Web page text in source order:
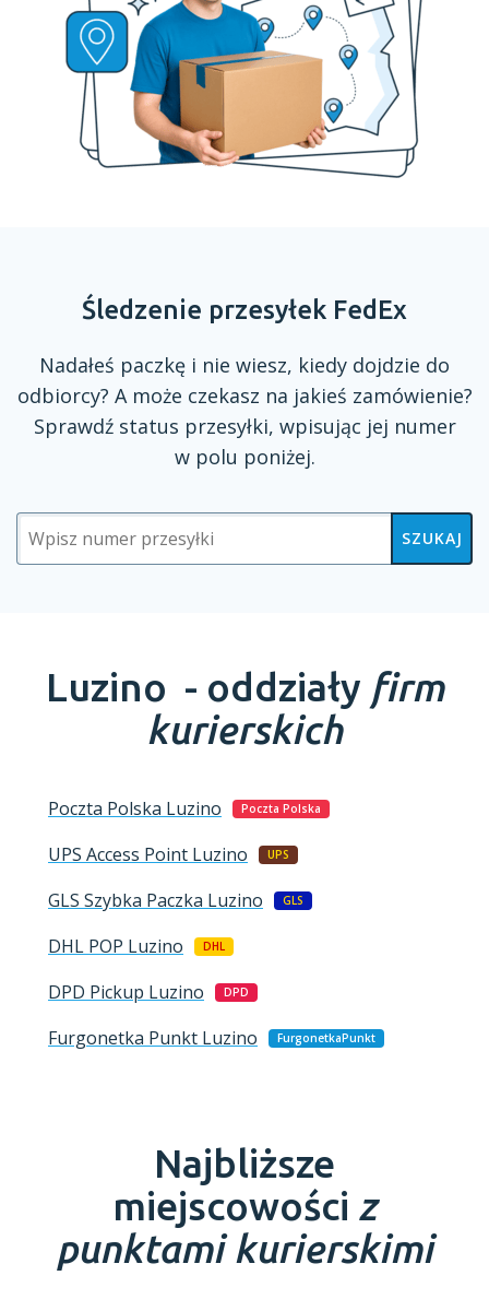
Śledzenie przesyłek FedEx
Nadałeś paczkę i nie wiesz, kiedy dojdzie do
odbiorcy? A może czekasz na jakieś zamówienie?
Sprawdź status przesyłki, wpisując jej numer
w polu poniżej.
SZUKAJ
Luzino - oddziały firm
kurierskich
Poczta Polska Luzino Poczta Polska
UPS Access Point Luzino UPS
GLS Szybka Paczka Luzino GLS
DHL POP Luzino DHL
DPD Pickup Luzino DPD
Furgonetka Punkt Luzino FurgonetkaPunkt
Najbliższe
miejscowości z
punktami kurierskimi